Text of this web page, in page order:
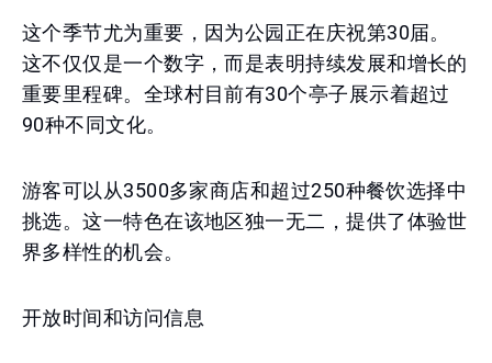
这个季节尤为重要，因为公园正在庆祝第30届。
这不仅仅是一个数字，而是表明持续发展和增长的
重要里程碑。全球村目前有30个亭子展示着超过
90种不同文化。
游客可以从3500多家商店和超过250种餐饮选择中
挑选。这一特色在该地区独一无二，提供了体验世
界多样性的机会。
开放时间和访问信息